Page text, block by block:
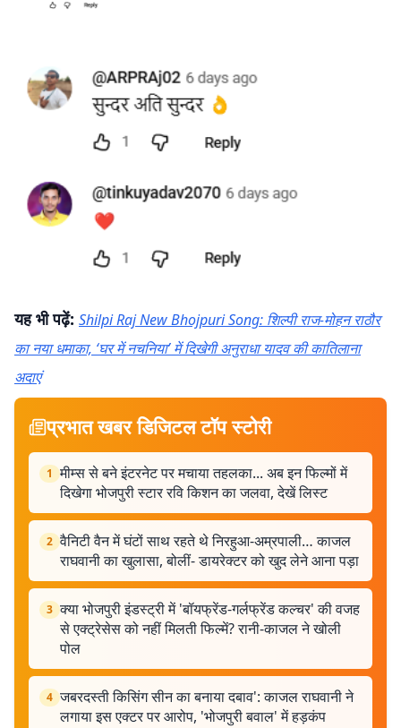
यह भी पढ़ें: Shilpi Raj New Bhojpuri Song: शिल्पी राज-मोहन राठौर
का नया धमाका, ‘घर में नचनिया’ में दिखेगी अनुराधा यादव की कातिलाना
अदाएं
प्रभात खबर डिजिटल टॉप स्टोरी
1 मीम्स से बने इंटरनेट पर मचाया तहलका... अब इन फिल्मों में
दिखेगा भोजपुरी स्टार रवि किशन का जलवा, देखें लिस्ट
2 वैनिटी वैन में घंटों साथ रहते थे निरहुआ-अम्रपाली… काजल
राघवानी का खुलासा, बोलीं- डायरेक्टर को खुद लेने आना पड़ा
3 क्या भोजपुरी इंडस्ट्री में 'बॉयफ्रेंड-गर्लफ्रेंड कल्चर' की वजह
से एक्ट्रेसेस को नहीं मिलती फिल्में? रानी-काजल ने खोली
पोल
4 जबरदस्ती किसिंग सीन का बनाया दबाव': काजल राघवानी ने
लगाया इस एक्टर पर आरोप, 'भोजपुरी बवाल' में हड़कंप